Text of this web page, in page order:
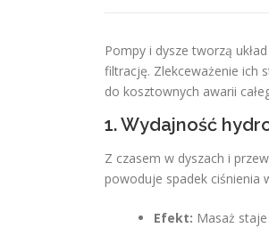
Pompy i dysze tworzą
filtrację. Zlekceważenie ich
do kosztownych awarii
1. Wydajność
Z czasem w dyszach i
powoduje spadek ciśnienia
Efekt: Masaż